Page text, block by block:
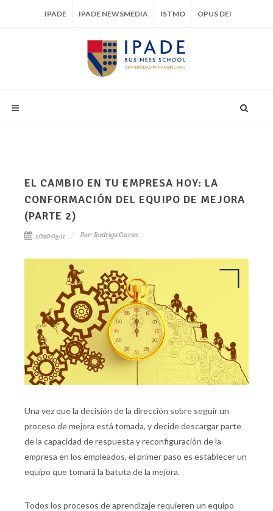
IPADE IPADE NEWSMEDIA ISTMO OPUS DEI
EL CAMBIO EN TU EMPRESA HOY: LA
CONFORMACIÓN DEL EQUIPO DE MEJORA
(PARTE 2)
2020-05-11 Por:Rodrigo Garza
Una vez que la decisión de la dirección sobre seguir un
proceso de mejora está tomada, y decide descargar parte
de la capacidad de respuesta y reconfiguración de la
empresa en los empleados, el primer paso es establecer un
equipo que tomará la batuta de la mejora.
Todos los procesos de aprendizaje requieren un equipo